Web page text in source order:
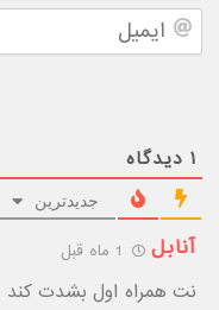
۱ دیدگاه
جدیدترین
آنابل
نت همراه اول بشدت